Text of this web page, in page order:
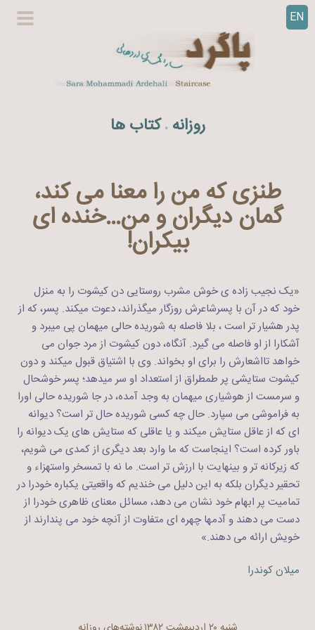
EN
و
ا
روزانه . کتاب ها
طنزی که من را معنا می کند،
گمان دیگران و من…خنده ای
بیکران!
«یک نجیب زاده ی خوش مشرب روستایی دن کیشوت را به منزل
خود که در آن با پسرشاعرش روزگار میگذراند، دعوت میکند. پسر، که از
پدر هشیار تر است ، بلا فاصله به شوریده حالی میهمان پی میبرد و
آشکارا از او فاصله می گیرد. آنگاه، دون کیشوت از مرد جوان می
خواهد تااشعارش را برای او بخواند. وی با اشتیاق قبول میکند و دون
کیشوت ستایشی پر طمطراق از استعداد او سر میدهد؛ پسر خوشحال
و سرمست از هوشیاری میهمان به وجد آمده، در جا شوریده حالی اورا
به فراموشی می سپارد. حال چه کسی شوریده حال تر است؟ دیوانه
ای که از عاقل ستایش میکند و یا عاقلی که ستایش های یک دیوانه را
باور کرده است؟ اینجاست که ما وارد بعد دیگری از کمدی می شویم،
که زیرکانه تر و بینهایت با ارزش تر است. ما نه با تمسخر واستهزاء و
تحقیر دیگران بلکه به این دلیل می خندیم که واقعیتی یکباره خودرا در
تمامیت پر ابهام خود نشان می دهد، مسائل معنای ظاهری خودرا از
دست می دهند و آدمها چهره ای متفاوت از آنچه خود می پندارند از
خویش ارائه می دهند.»
میلان کوندرا